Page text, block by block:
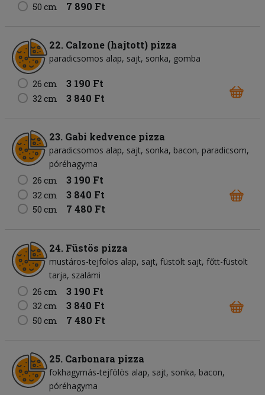
50 cm 7 890 Ft
22. Calzone (hajtott) pizza
paradicsomos alap sajt sonka gomba
26 cm 3 190 Ft
32 cm 3 840 Ft
23. Gabi kedvence pizza
paradicsomos alap sajt sonka bacon paradicsom
póréhagyma
26 cm
3 190 Ft
32 cm 3 840 Ft
50 cm 7 480 Ft
24. Füstös pizza
mustáros-tejfölös alap sajt füstölt sajt főtt-füstölt
tarja szalámi
26 cm
3 190 Ft
32 cm 3 840 Ft
50 cm 7 480 Ft
25. Carbonara pizza
fokhagymás-tejfölös alap sajt sonka bacon
póréhagyma